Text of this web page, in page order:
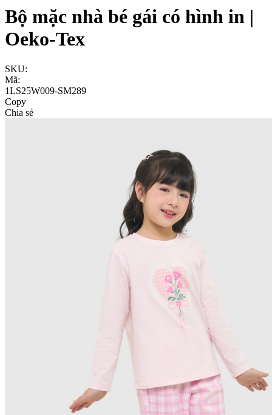
Bộ mặc nhà bé gái có hình in |
Oeko-Tex
SKU:
Mã:
1LS25W009-SM289
Copy
Chia sẻ